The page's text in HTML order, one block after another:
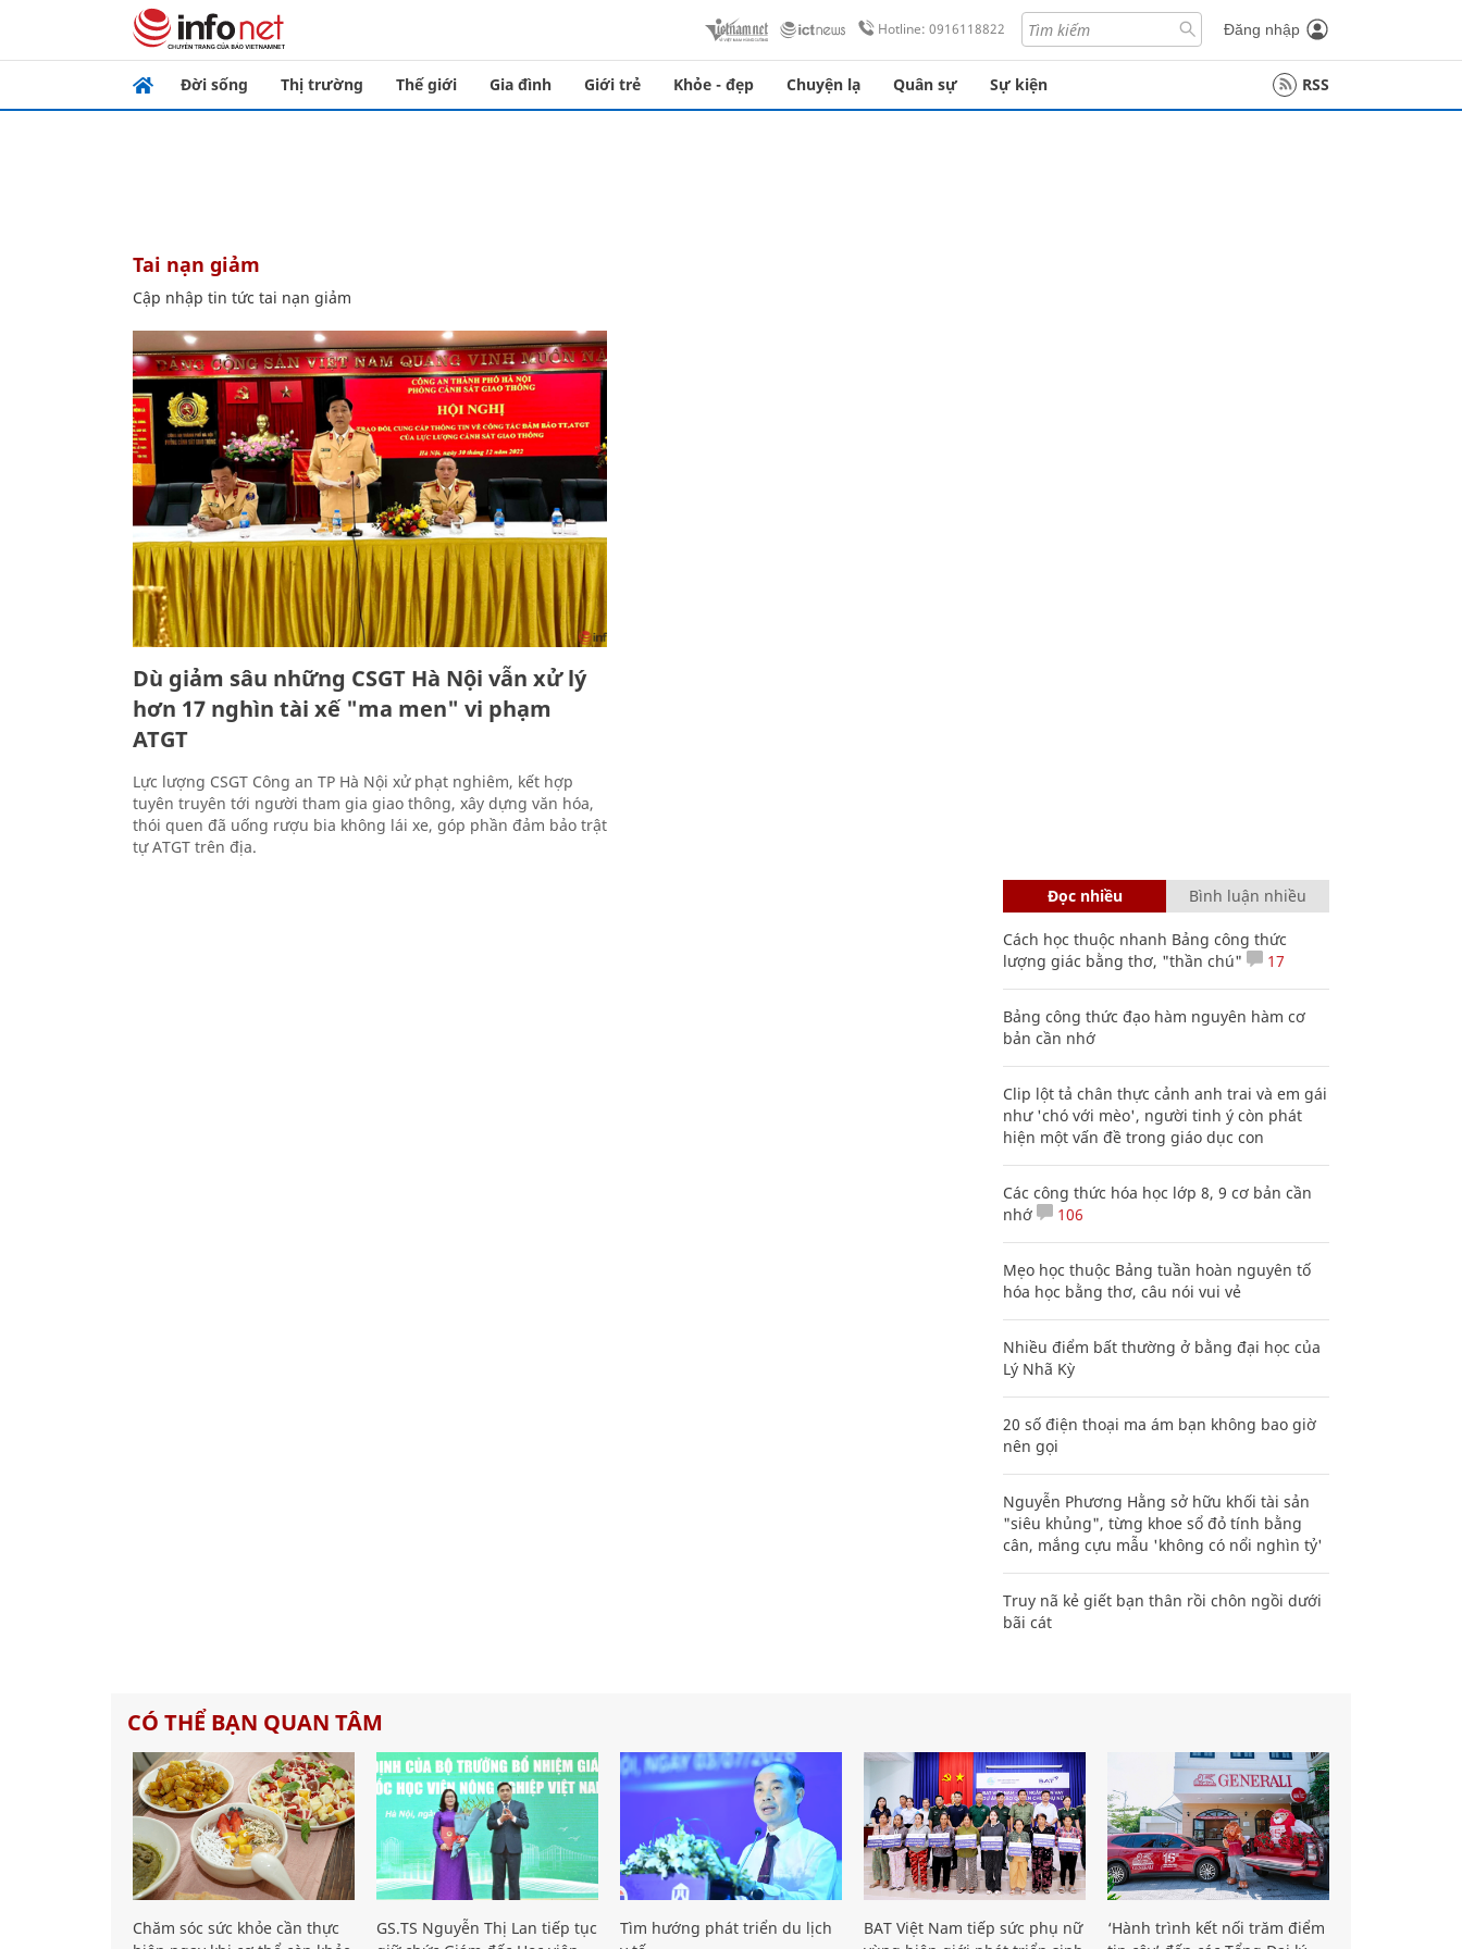
Hotline: 0916118822 Đăng nhập
Đời sống Thị trường Thế giới Gia đình Giới trẻ Khỏe - đẹp Chuyện lạ Quân sự Sự kiện RSS
tai nạn giảm
Cập nhập tin tức tai nạn giảm
Dù giảm sâu những CSGT Hà Nội vẫn xử lý
hơn 17 nghìn tài xế "ma men" vi phạm
ATGT
Lực lượng CSGT Công an TP Hà Nội xử phạt nghiêm, kết hợp
tuyên truyên tới người tham gia giao thông, xây dựng văn hóa,
thói quen đã uống rượu bia không lái xe, góp phần đảm bảo trật
tự ATGT trên địa.
Đọc nhiều Bình luận nhiều
Cách học thuộc nhanh Bảng công thức
lượng giác bằng thơ, "thần chú"
17
Bảng công thức đạo hàm nguyên hàm cơ
bản cần nhớ
Clip lột tả chân thực cảnh anh trai và em gái
như 'chó với mèo', người tinh ý còn phát
hiện một vấn đề trong giáo dục con
Các công thức hóa học lớp 8, 9 cơ bản cần
nhớ
106
Mẹo học thuộc Bảng tuần hoàn nguyên tố
hóa học bằng thơ, câu nói vui vẻ
Nhiều điểm bất thường ở bằng đại học của
Lý Nhã Kỳ
20 số điện thoại ma ám bạn không bao giờ
nên gọi
Nguyễn Phương Hằng sở hữu khối tài sản
"siêu khủng", từng khoe sổ đỏ tính bằng
cân, mắng cựu mẫu 'không có nổi nghìn tỷ'
Truy nã kẻ giết bạn thân rồi chôn ngồi dưới
bãi cát
CÓ THỂ BẠN QUAN TÂM
Chăm sóc sức khỏe cần thực
GS.TS Nguyễn Thị Lan tiếp tục
Tìm hướng phát triển du lịch
BAT Việt Nam tiếp sức phụ nữ
‘Hành trình kết nối trăm điểm